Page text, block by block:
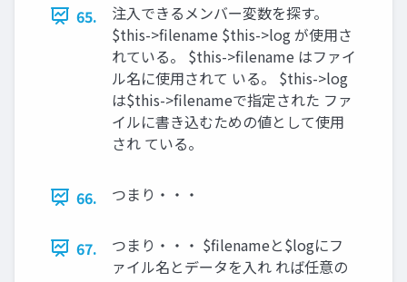
65.
注入できるメンバー変数を探す。
$this->filename $this->log が使用さ
れている。 $this->filename はファイ
ル名に使用されて いる。 $this->log
は$this->filenameで指定された ファ
イルに書き込むための値として使用
され ている。
66. つまり・・・
67.
つまり・・・ $filenameと$logにフ
ァイル名とデータを入れ れば任意の